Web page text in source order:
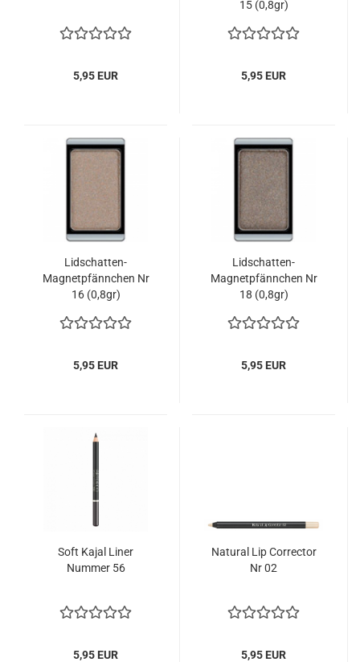
5,95 EUR
15 (0,8gr)
5,95 EUR
Lidschatten-
Magnetpfännchen Nr
16 (0,8gr)
5,95 EUR
Lidschatten-
Magnetpfännchen Nr
18 (0,8gr)
5,95 EUR
Soft Kajal Liner
Nummer 56
5,95 EUR
Natural Lip Corrector
Nr 02
5,95 EUR